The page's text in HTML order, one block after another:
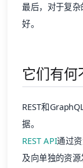
最后，对于复
好。
它们有何
REST和
据。
REST API通过
及向单独的资源